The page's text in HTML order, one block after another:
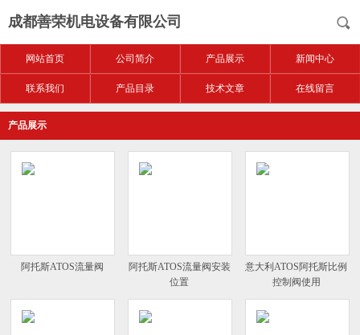
成都善荣机电设备有限公司
网站首页 公司简介 产品展示 新闻中心
联系我们 产品目录 技术文章 在线留言
产品展示
阿托斯ATOS流量阀
阿托斯ATOS流量阀安装
位置
意大利ATOS阿托斯比例
控制阀使用